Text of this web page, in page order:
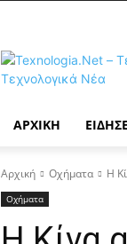
ΑΡΧΙΚΉ
Αρχική Οχήματα Η
Οχήματα